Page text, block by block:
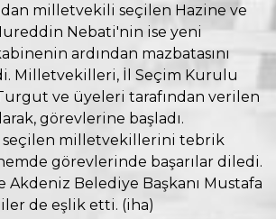
milletvekili seçilen Hazine ve
Nebati'nin ise yeni
ardından mazbatasını
Milletvekilleri, İl Seçim Kurulu
ve üyeleri tarafından verilen
görevlerine başladı.
seçilen milletvekillerini tebrik
görevlerinde başarılar diledi.
Belediye Başkanı Mustafa
de eşlik etti. (iha)